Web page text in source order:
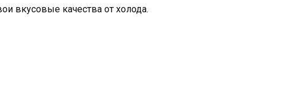
вкусовые качества от холода.